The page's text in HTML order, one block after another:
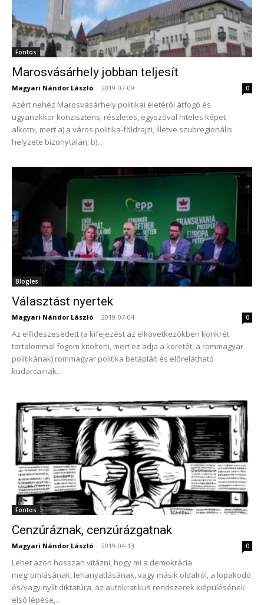
Fontos
Marosvásárhely jobban teljesít
Magyari Nándor László - 2019-07-09 0
Azért nehéz Marosvásárhely politikai életéről átfogó és
ugyanakkor konzisztens, részletes, egyszóval hiteles képet
alkotni, mert a) a város politika-földrajzi, illetve szubregionális
helyzete bizonytalan; b)...
Blogles
Választást nyertek
Magyari Nándor László - 2019-07-04 0
Az elfideszesedett (a kifejezést az elkövetkezőkben konkrét
tartalommal fogom kitölteni, mert ez adja a keretét, a rommagyar
politikának) rommagyar politika betáplált és előrelátható
kudarcainak...
Fontos
Cenzúráznak, cenzúrázgatnak
Magyari Nándor László - 2019-04-13 0
Lehet azon hosszan vitázni, hogy mi a demokrácia
megromlásának, lehanyatlásának, vagy másik oldalról, a lopakodó
és/vagy nyílt diktatúra, az autokratikus rendszerek kiépülésének
első lépése,...